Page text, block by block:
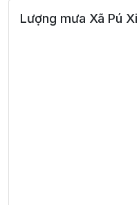
Lượng mưa Xã Pú